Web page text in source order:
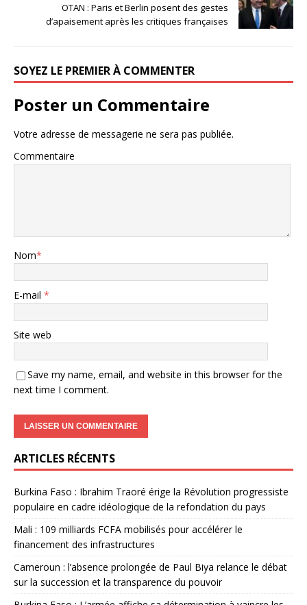
OTAN : Paris et Berlin posent des gestes
d’apaisement après les critiques françaises
SOYEZ LE PREMIER À COMMENTER
Poster un Commentaire
Votre adresse de messagerie ne sera pas publiée.
Commentaire
Nom*
E-mail *
Site web
Save my name, email, and website in this browser for the
next time I comment.
ARTICLES RÉCENTS
Burkina Faso : Ibrahim Traoré érige la Révolution progressiste
populaire en cadre idéologique de la refondation du pays
Mali : 109 milliards FCFA mobilisés pour accélérer le
financement des infrastructures
Cameroun : l’absence prolongée de Paul Biya relance le débat
sur la succession et la transparence du pouvoir